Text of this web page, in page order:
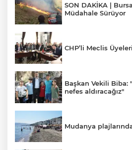
SON DAKİKA |
Müdahale Sürüyor
CHP’li Meclis
Başkan Vekili Biba:
nefes aldıracağız"
Mudanya